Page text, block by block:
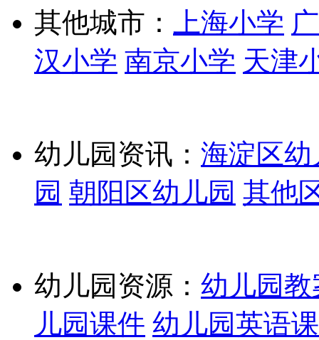
其他城市：
上海小学
汉小学 南京小学 天津
幼儿园资讯： 海淀区幼
园 朝阳区幼儿园 其他
幼儿园资源： 幼儿园教
儿园课件 幼儿园英语